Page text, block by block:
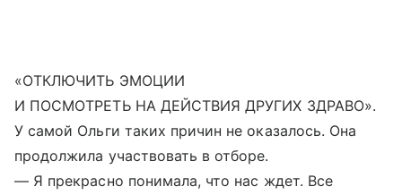
«ОТКЛЮЧИТЬ ЭМОЦИИ
И ПОСМОТРЕТЬ НА ДЕЙСТВИЯ ДРУГИХ ЗДРАВО».
У самой Ольги таких причин не оказалось. Она
продолжила участвовать в отборе.
— Я прекрасно понимала, что нас ждет. Все